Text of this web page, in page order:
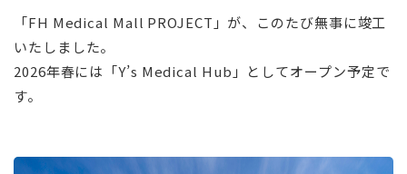
「FH Medical Mall PROJECT」が、このたび無事に竣工
いたしました。
2026年春には「Y’s Medical Hub」としてオープン予定で
す。